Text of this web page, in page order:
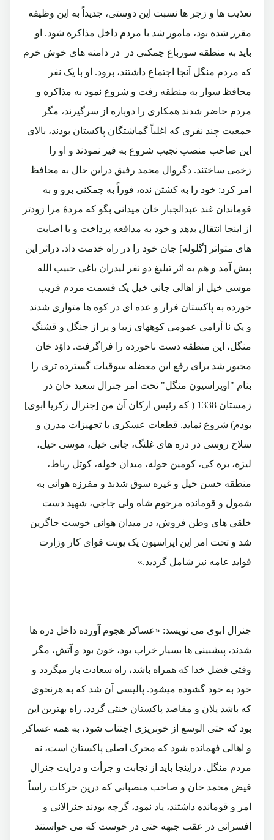
تعذیب ها و زجر ها نسبت این دوستی، جدیداً به این وظیفه
مقرر شده بود، مامور شد با مردم داخل مذاکره شود. او
باید به منطقه سورباغ چمکنی در در دامنه های خوش خرم
که مردم منگل آنجا اجتماع داشتند، برود. او با یک نفر
محافظ سوار به منطقه رفت و شروع نمود به مذاکره و
مردم حاضر شدند همکاری را دوباره از سرگیرند، مگر
جمعیت چند نفری که اغلباً گماشتگان پاکستان بودند، بالای
این صاحب منصب نجیب شروع به فیر نمودند و او را
زخمی ساختند. دگروال محمد رفیق دراین حال به محافظ
امر کرد: خود را به کشتن نده، فوراً به چمکنی برو و به
قوماندان غند عبدالجبار خان میدانی بگو که مردۀ مرا زودتر
از اینجا انتقال بدهد و خود به مدافعه پرداخت و با اصابت
های متواتر [گلوله] جان خود را در راه خدمت داد. دراثر این
پیش آمد و هم به اثر تبلیغ دو نفر لیدران باغی حبیب الله
موسی خیل از اهالی جانی خیل یک قسمت مردم فریب
خورده به پاکستان فرار و عده ای در کوه ها متواری شدند
و یک نا آرامی عمومی کوههای زیبا و پر از جنگل و قشنگ
منگل، این منطقه دست ناخورده را فراگرفت. داؤد خان
مجبور شد برای رفع این معضله سوقیات گسترده تری را
بنام "اوپراسیون منگل" تحت امر جنرال سعید خان در
زمستان 1338 ( که رئیس ارکان آن من [جنرال زکریا ابوی]
بودم) شروع نماید. قطعات عسکری با تجهیزات مدرن و
سلاح روسی در دره های غلنگ، جانی خیل، موسی خیل،
لیژه، بره کی، کومین حوله، میدان خوله، کوتل رباط،
منطقه حسن خیل و غیره سوق شدند و مفرزه هوائی به
شمول و قومانده مرحوم شاه ولی جاجی، شهید دست
خلقی های وطن فروش، در میدان هوائی خوست جاگزین
شد و تحت امر این اپراسیون یک یونت قوای کار وزارت
فواید عامه نیز شامل گردید.»
جنرال ابوی می نویسد: «عساکر هجوم آورده داخل دره ها
شدند، پیشبینی ها بسیار خراب بود، خون بود و آتش، مگر
وقتی فضل خدا که همراه باشد، راه سعادت باز میگردد و
خود به خود گشوده میشود. پالیسی آن شد که به هرنحوی
که باشد پلان و مقاصد پاکستان خنثی گردد. راه بهترین این
بود که حتی الوسع از خونریزی اجتناب شود، به همه عساکر
و اهالی فهمانده شود که محرک اصلی پاکستان است، نه
مردم منگل. دراینجا باید از نجابت و جرأت و درایت جنرال
فیض محمد خان و صاحب منصبانی که درین حرکات راساً
امر و قومانده داشتند، یاد نمود، گرچه بودند جنرالانی و
افسرانی در عقب جبهه حتی در خوست که می خواستند